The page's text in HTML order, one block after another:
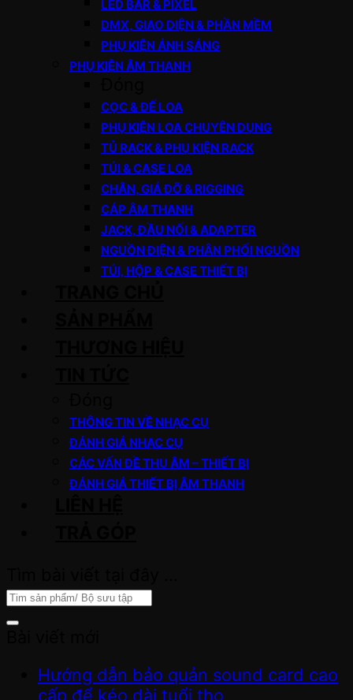
LED BAR & PIXEL
DMX, GIAO DIỆN & PHẦN MỀM
PHỤ KIỆN ÁNH SÁNG
PHỤ KIỆN ÂM THANH
CỌC & ĐẾ LOA
PHỤ KIỆN LOA CHUYÊN DỤNG
TỦ RACK & PHỤ KIỆN RACK
TÚI & CASE LOA
CHÂN, GIÁ ĐỠ & RIGGING
CÁP ÂM THANH
JACK, ĐẦU NỐI & ADAPTER
NGUỒN ĐIỆN & PHÂN PHỐI NGUỒN
TÚI, HỘP & CASE THIẾT BỊ
THÔNG TIN VỀ NHẠC CỤ
ĐÁNH GIÁ NHẠC CỤ
CÁC VẤN ĐỀ THU ÂM – THIẾT BỊ
ĐÁNH GIÁ THIẾT BỊ ÂM THANH
Hướng dẫn bảo quản sound card cao
cấp để kéo dài tuổi thọ